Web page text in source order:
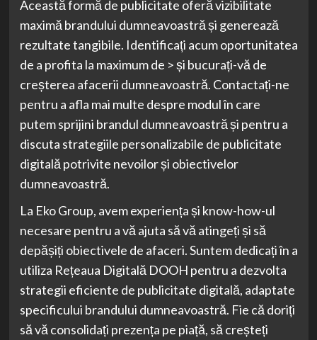
Această formă de publicitate oferă vizibilitate
maximă brandului dumneavoastră și generează
rezultate tangibile. Identificați acum oportunitatea
de a profita la maximum de > și bucurați-vă de
creșterea afacerii dumneavoastră. Contactați-ne
pentru a afla mai multe despre modul în care
putem sprijini brandul dumneavoastră și pentru a
discuta strategiile personalizabile de publicitate
digitală potrivite nevoilor și obiectivelor
dumneavoastră.
La Eko Group, avem experiența și know-how-ul
necesare pentru a vă ajuta să vă atingeți și să
depășiți obiectivele de afaceri. Suntem dedicați în a
utiliza Rețeaua Digitală DOOH pentru a dezvolta
strategii eficiente de publicitate digitală, adaptate
specificului brandului dumneavoastră. Fie că doriți
să vă consolidați prezența pe piață, să creșteți